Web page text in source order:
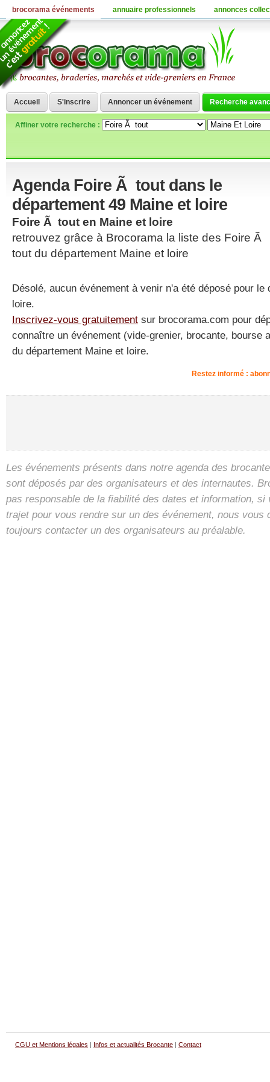
Accueil S'inscrire Annoncer un événement Recherche
Affiner votre recherche :
Agenda Foire Ã tout dans le
département 49 Maine et loire
Foire Ã tout en Maine et loire
retrouvez grâce à Brocorama la liste des Foire Ã
tout du département Maine et loire
Désolé, aucun événement à venir n'a été déposé pour le
loire.
Inscrivez-vous gratuitement sur brocorama.com pour
connaître un événement (vide-grenier, brocante, bourse
du département Maine et loire.
Restez informé :
Les événements présents dans notre agenda des
sont déposés par des organisateurs et des internautes.
pas responsable de la fiabilité des dates et information, si
trajet pour vous rendre sur un des événement, nous vous
toujours contacter un des organisateurs au préalable.
CGU et Mentions légales | Infos et actualités Brocante | Contact
brocorama événements annuaire professionnels annonces